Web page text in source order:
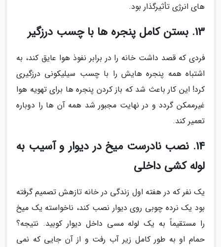
های انرژی تأثیرگذار بود.
13. بستن کامل پنجره ها با چسب درزگیر
فردی که قصد داشت خانه را در برابر نفوذ هوا عایق کند، به
اشتباه همه پنجره هایش را با چسب سیلیکونی درزگیری
کرد! این کار باعث شد که باز کردن پنجره ها برای تهویه هوا
غیرممکن گردد و در نهایت مجبور شد همه آن ها را دوباره
تعمیر کند.
14. نصب نادرست میخ در دیوار و آسیب به
لوله کشی داخلی
یک نفر که در هفته اول زندگی در خانه تازهش تصمیم گرفته
بود یک نرده چوبی روی دیوار نصب کند، ناخواسته یک میخ
را مستقیماً به یک لوله مسی داخل دیوار کوبید. نتیجه؟
حمام او به طور کامل زیر آب رفت و از آن جایی که نمی